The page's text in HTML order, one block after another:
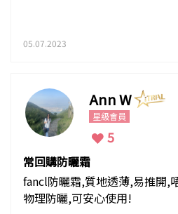
05.07.2023
Ann W
星級會員
5
常回購防曬霜
fancl防曬霜,質地透薄,易推開,
物理防曬,可安心使用!